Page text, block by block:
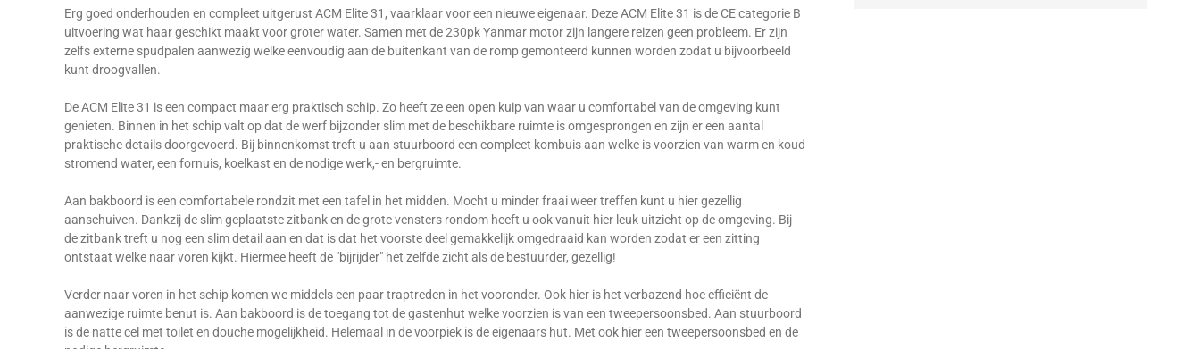
Erg goed onderhouden en compleet uitgerust ACM Elite 31, vaarklaar voor een nieuwe eigenaar. Deze ACM Elite 31 is de CE categorie B
uitvoering wat haar geschikt maakt voor groter water. Samen met de 230pk Yanmar motor zijn langere reizen geen probleem. Er zijn
zelfs externe spudpalen aanwezig welke eenvoudig aan de buitenkant van de romp gemonteerd kunnen worden zodat u bijvoorbeeld
kunt droogvallen.
De ACM Elite 31 is een compact maar erg praktisch schip. Zo heeft ze een open kuip van waar u comfortabel van de omgeving kunt
genieten. Binnen in het schip valt op dat de werf bijzonder slim met de beschikbare ruimte is omgesprongen en zijn er een aantal
praktische details doorgevoerd. Bij binnenkomst treft u aan stuurboord een compleet kombuis aan welke is voorzien van warm en koud
stromend water, een fornuis, koelkast en de nodige werk,- en bergruimte.
Aan bakboord is een comfortabele rondzit met een tafel in het midden. Mocht u minder fraai weer treffen kunt u hier gezellig
aanschuiven. Dankzij de slim geplaatste zitbank en de grote vensters rondom heeft u ook vanuit hier leuk uitzicht op de omgeving. Bij
de zitbank treft u nog een slim detail aan en dat is dat het voorste deel gemakkelijk omgedraaid kan worden zodat er een zitting
ontstaat welke naar voren kijkt. Hiermee heeft de "bijrijder" het zelfde zicht als de bestuurder, gezellig!
Verder naar voren in het schip komen we middels een paar traptreden in het vooronder. Ook hier is het verbazend hoe efficiënt de
aanwezige ruimte benut is. Aan bakboord is de toegang tot de gastenhut welke voorzien is van een tweepersoonsbed. Aan stuurboord
is de natte cel met toilet en douche mogelijkheid. Helemaal in de voorpiek is de eigenaars hut. Met ook hier een tweepersoonsbed en de